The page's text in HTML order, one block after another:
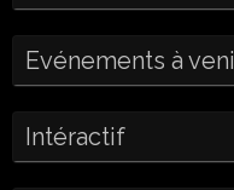
Evénements à
Intéractif